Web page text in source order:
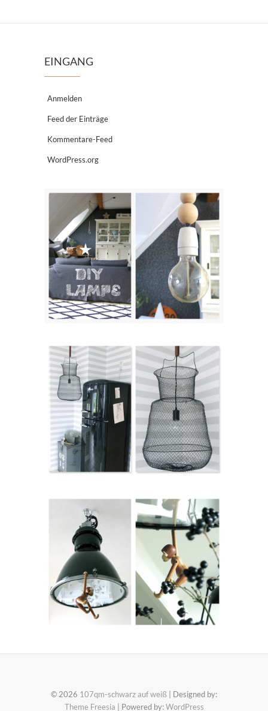
EINGANG
Anmelden
Feed der Einträge
Kommentare-Feed
WordPress.org
© 2026 107qm-schwarz auf weiß | Designed by:
Theme Freesia | Powered by:WordPress